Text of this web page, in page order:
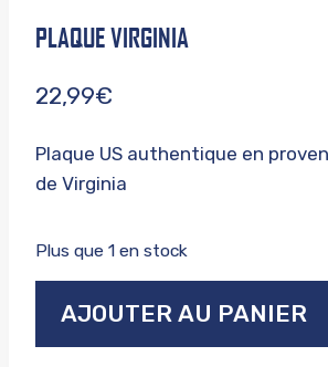
PLAQUE VIRGINIA
22,99€
Plaque US authentique en
de Virginia
Plus que 1 en stock
Plaque
AJOUTER AU PANIER